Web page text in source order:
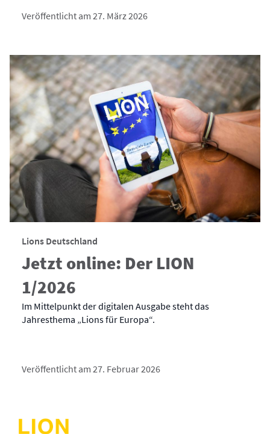
Veröffentlicht am 27. März 2026
Lions Deutschland
Jetzt online: Der LION
1/2026
Im Mittelpunkt der digitalen Ausgabe steht das
Jahresthema „Lions für Europa“.
Veröffentlicht am 27. Februar 2026